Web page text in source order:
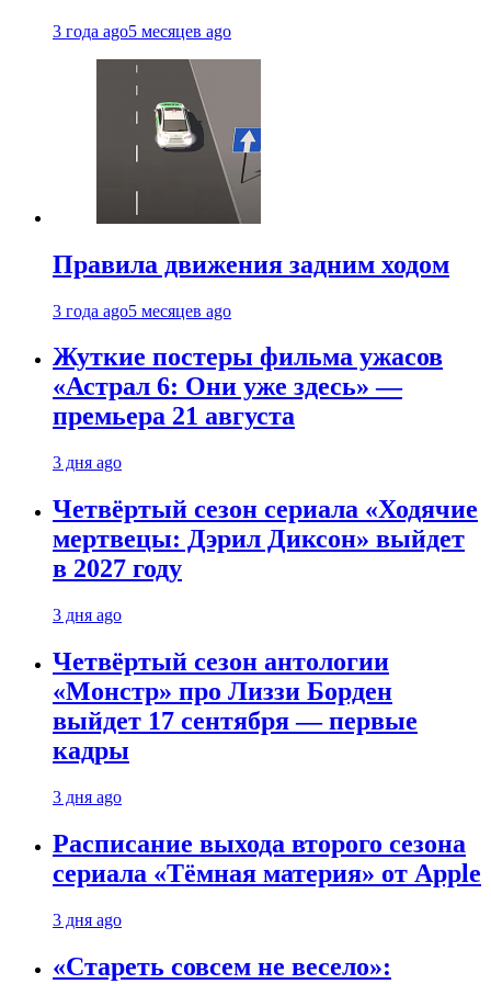
3 года ago5 месяцев ago
Правила движения задним ходом
3 года ago5 месяцев ago
Жуткие постеры фильма ужасов
«Астрал 6: Они уже здесь» —
премьера 21 августа
3 дня ago
Четвёртый сезон сериала «Ходячие
мертвецы: Дэрил Диксон» выйдет
в 2027 году
3 дня ago
Четвёртый сезон антологии
«Монстр» про Лиззи Борден
выйдет 17 сентября — первые
кадры
3 дня ago
Расписание выхода второго сезона
сериала «Тёмная материя» от Apple
3 дня ago
«Стареть совсем не весело»: